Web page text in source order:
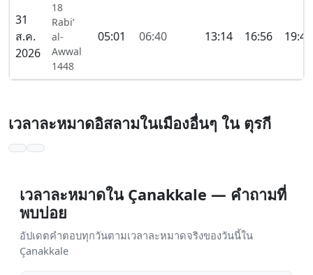
31
ส.ค.
2026
18
Rabi’
al-
Awwal
1448
05:01 06:40 13:14 16:56 19:49
เวลาละหมาดอิสลามในเมืองอื่นๆ ใน ตุรกี
เวลาละหมาดใน Çanakkale — คำถามที่
พบบ่อย
อัปเดตคำตอบทุกวันตามเวลาละหมาดจริงของวันนี้ใน
Çanakkale